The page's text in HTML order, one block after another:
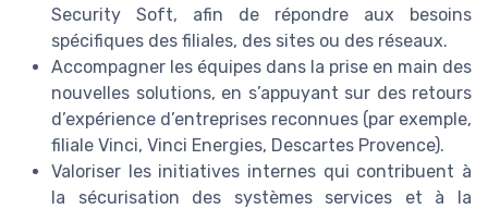
Security Soft, afin de répondre aux besoins
spécifiques des filiales, des sites ou des réseaux.
Accompagner les équipes dans la prise en main des
nouvelles solutions, en s’appuyant sur des retours
d’expérience d’entreprises reconnues (par exemple,
filiale Vinci, Vinci Energies, Descartes Provence).
Valoriser les initiatives internes qui contribuent à
la sécurisation des systèmes services et à la